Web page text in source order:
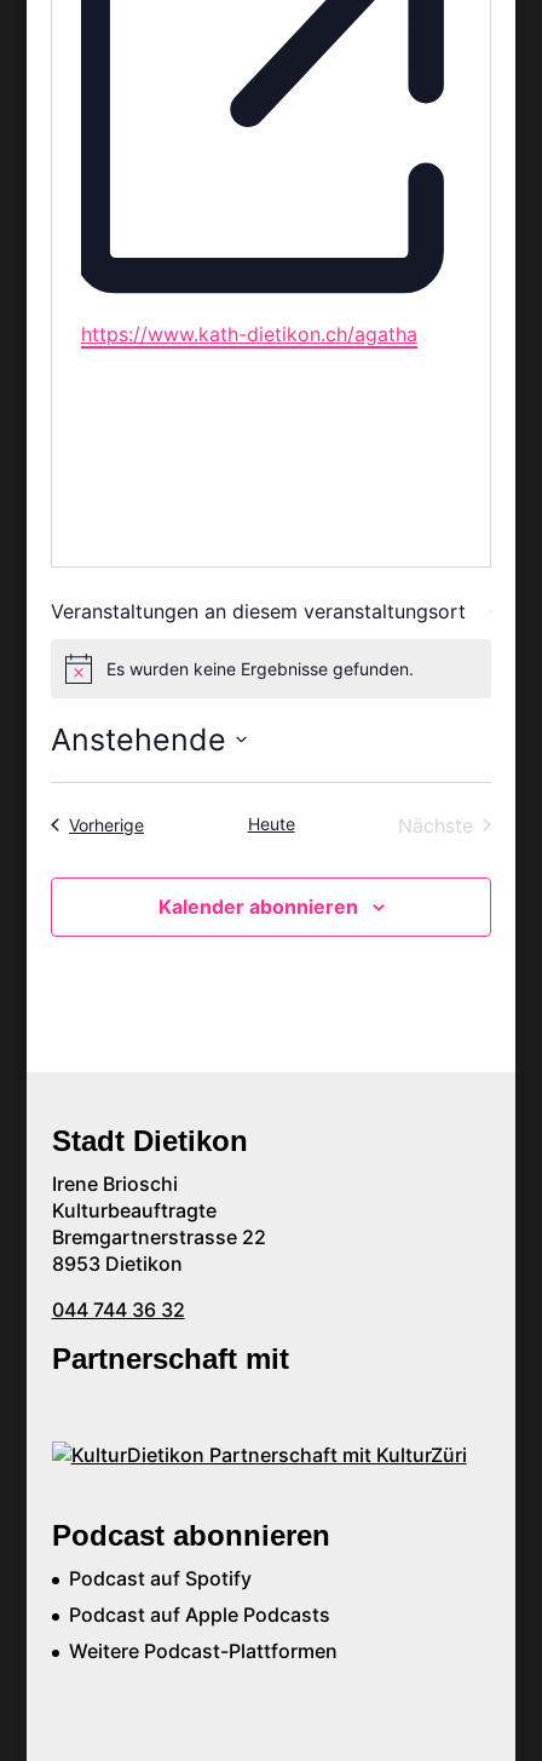
Webseite
https://www.kath-dietikon.ch/agatha
Veranstaltungen an diesem veranstaltungsort
HinweisEs wurden keine Ergebnisse gefunden.
Anstehende
VorherigeVeranstaltungenHeute
Nächste
Kalender abonnieren
Stadt Dietikon
Irene Brioschi
Kulturbeauftragte
Bremgartnerstrasse 22
8953 Dietikon
044 744 36 32
Partnerschaft mit
Podcast abonnieren
Podcast auf Spotify
Podcast auf Apple Podcasts
Weitere Podcast-Plattformen